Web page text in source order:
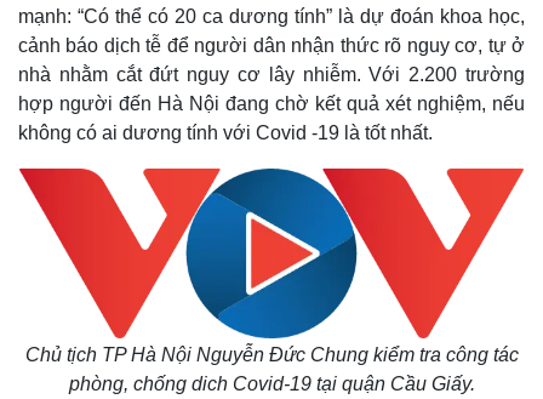
mạnh: “Có thể có 20 ca dương tính” là dự đoán khoa học,
cảnh báo dịch tễ để người dân nhận thức rõ nguy cơ, tự ở
nhà nhằm cắt đứt nguy cơ lây nhiễm. Với 2.200 trường
hợp người đến Hà Nội đang chờ kết quả xét nghiệm, nếu
không có ai dương tính với Covid -19 là tốt nhất.
Chủ tịch TP Hà Nội Nguyễn Đức Chung kiểm tra công tác
phòng, chống dich Covid-19 tại quận Cầu Giấy.